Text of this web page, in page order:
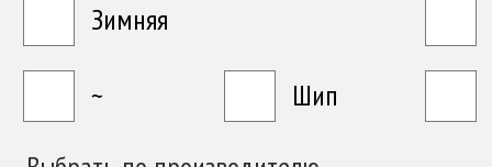
Зимняя
~
Шип